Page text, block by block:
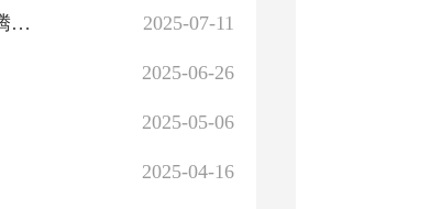
2025-07-11
就在明天（7月12日）！博湖县第四届赏莲季活动与您相约博斯腾湖莲海世界
2025-06-26
2025-05-06
2025-04-16